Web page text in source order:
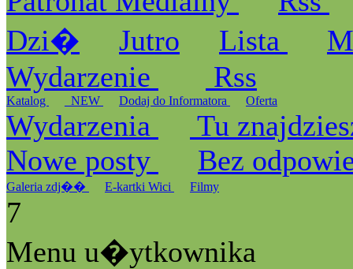
Dzi�
Jutro Lista
Wydarzenie
Rss
Katalog _NEW Dodaj do Informatora Oferta
Wydarzenia
Tu
Nowe posty
Bez
Galeria zdj�� E-kartki Wici Filmy
7
Menu u�ytkownika